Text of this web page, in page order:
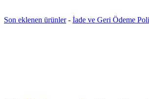
Son eklenen ürünler- İade ve Geri Ödeme